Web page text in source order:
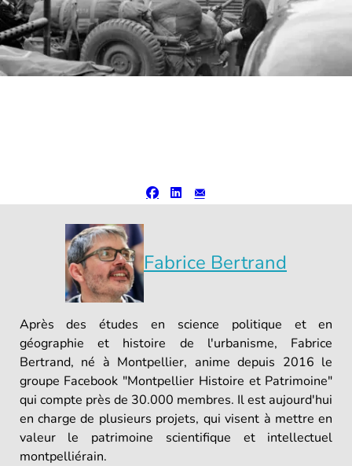
Fabrice Bertrand
Après des études en science politique et en
géographie et histoire de l'urbanisme, Fabrice
Bertrand, né à Montpellier, anime depuis 2016 le
groupe Facebook "Montpellier Histoire et Patrimoine"
qui compte près de 30.000 membres. Il est aujourd'hui
en charge de plusieurs projets, qui visent à mettre en
valeur le patrimoine scientifique et intellectuel
montpelliérain.